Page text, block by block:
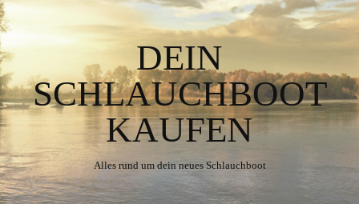
DEIN
SCHLAUCHBOOT
KAUFEN
Alles rund um dein neues Schlauchboot